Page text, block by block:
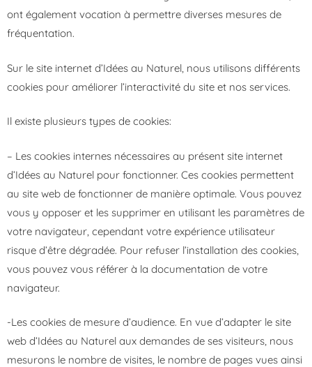
ont également vocation à permettre diverses mesures de
fréquentation.
Sur le site internet d’Idées au Naturel, nous utilisons différents
cookies pour améliorer l’interactivité du site et nos services.
Il existe plusieurs types de cookies:
– Les cookies internes nécessaires au présent site internet
d’Idées au Naturel pour fonctionner. Ces cookies permettent
au site web de fonctionner de manière optimale. Vous pouvez
vous y opposer et les supprimer en utilisant les paramètres de
votre navigateur, cependant votre expérience utilisateur
risque d’être dégradée. Pour refuser l’installation des cookies,
vous pouvez vous référer à la documentation de votre
navigateur.
-Les cookies de mesure d’audience. En vue d’adapter le site
web d’Idées au Naturel aux demandes de ses visiteurs, nous
mesurons le nombre de visites, le nombre de pages vues ainsi